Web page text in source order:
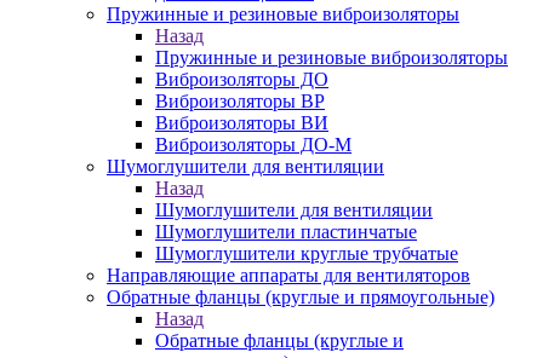
Пружинные и резиновые виброизоляторы
Назад
Пружинные и резиновые виброизоляторы
Виброизоляторы ДО
Виброизоляторы ВР
Виброизоляторы ВИ
Виброизоляторы ДО-М
Шумоглушители для вентиляции
Назад
Шумоглушители для вентиляции
Шумоглушители пластинчатые
Шумоглушители круглые трубчатые
Направляющие аппараты для вентиляторов
Обратные фланцы (круглые и прямоугольные)
Назад
Обратные фланцы (круглые и